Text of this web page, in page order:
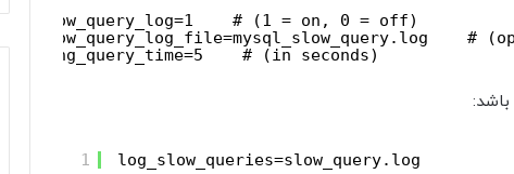
1
slow_query_log=1    # (1 = on, 0 = off)
slow_query_log_file=mysql_slow_query.log
long_query_time=5    # (in seconds)
1 log_slow_queries=slow_query.log